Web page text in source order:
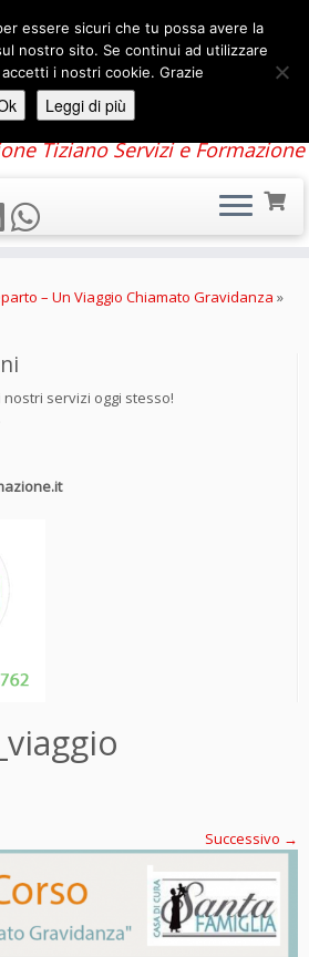
Tiziano Servizi e Formazione
– Un Viaggio Chiamato Gravidanza »
servizi oggi stesso!
Successivo →
essere sicuri che tu possa avere la
nostro sito. Se continui ad utilizzare
i nostri cookie. Grazie
Leggi di più